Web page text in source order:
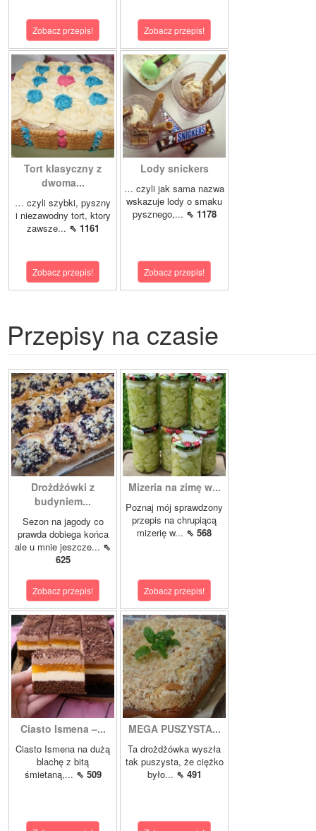
Zobacz przepis! Zobacz przepis!
Tort klasyczny z
dwoma...
… czyli szybki, pyszny
i niezawodny tort, ktory
zawsze... ⇖ 1161
Zobacz przepis!
Lody snickers
… czyli jak sama nazwa
wskazuje lody o smaku
pysznego,... ⇖ 1178
Zobacz przepis!
Przepisy na czasie
Drożdżówki z
budyniem...
Sezon na jagody co
prawda dobiega końca
ale u mnie jeszcze... ⇖
625
Zobacz przepis!
Mizeria na zimę w...
Poznaj mój sprawdzony
przepis na chrupiącą
mizerię w... ⇖ 568
Zobacz przepis!
Ciasto Ismena –...
Ciasto Ismena na dużą
blachę z bitą
śmietaną,... ⇖ 509
MEGA PUSZYSTA...
Ta drożdżówka wyszła
tak puszysta, że ciężko
było... ⇖ 491